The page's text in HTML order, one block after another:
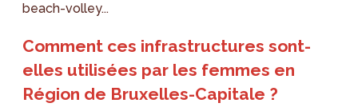
beach-volley...
Comment ces infrastructures sont-
elles utilisées par les femmes en
Région de Bruxelles-Capitale ?